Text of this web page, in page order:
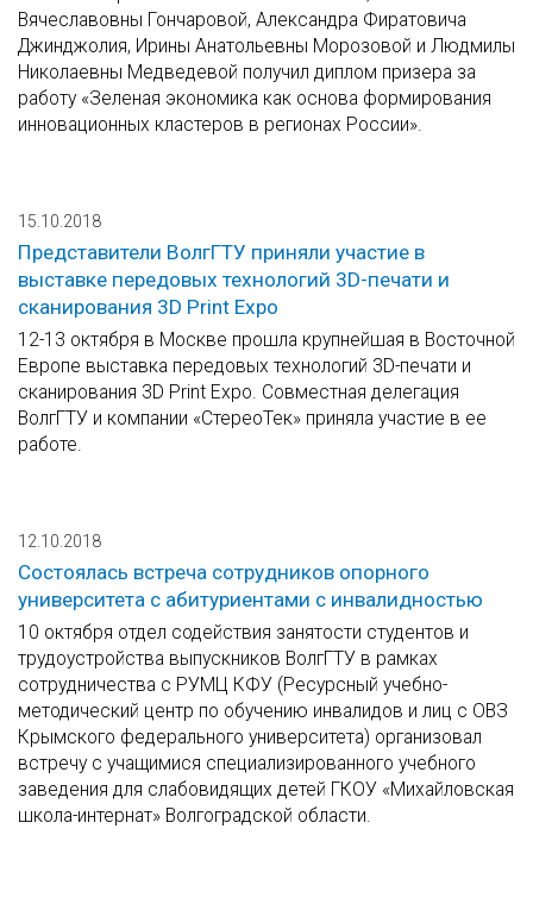
Вячеславовны Гончаровой, Александра Фиратовича
Джинджолия, Ирины Анатольевны Морозовой и Людмилы
Николаевны Медведевой получил диплом призера за
работу «Зеленая экономика как основа формирования
инновационных кластеров в регионах России».
15.10.2018
Представители ВолгГТУ приняли участие в
выставке передовых технологий 3D-печати и
сканирования 3D Print Expo
12-13 октября в Москве прошла крупнейшая в Восточной
Европе выставка передовых технологий 3D-печати и
сканирования 3D Print Expo. Совместная делегация
ВолгГТУ и компании «СтереоТек» приняла участие в ее
работе.
12.10.2018
Состоялась встреча сотрудников опорного
университета с абитуриентами с инвалидностью
10 октября отдел содействия занятости студентов и
трудоустройства выпускников ВолгГТУ в рамках
сотрудничества с РУМЦ КФУ (Ресурсный учебно-
методический центр по обучению инвалидов и лиц с ОВЗ
Крымского федерального университета) организовал
встречу с учащимися специализированного учебного
заведения для слабовидящих детей ГКОУ «Михайловская
школа-интернат» Волгоградской области.